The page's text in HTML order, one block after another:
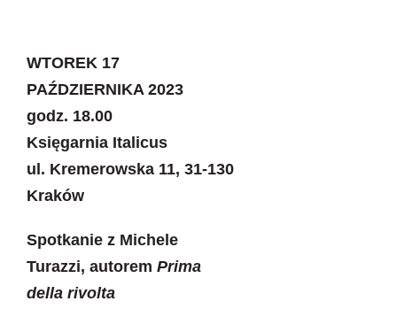
Kontakt
WTOREK 17
PAŹDZIERNIKA 2023
godz. 18.00
Księgarnia Italicus
ul. Kremerowska 11, 31-130
Kraków
Spotkanie z Michele
Turazzi, autorem Prima
della rivolta